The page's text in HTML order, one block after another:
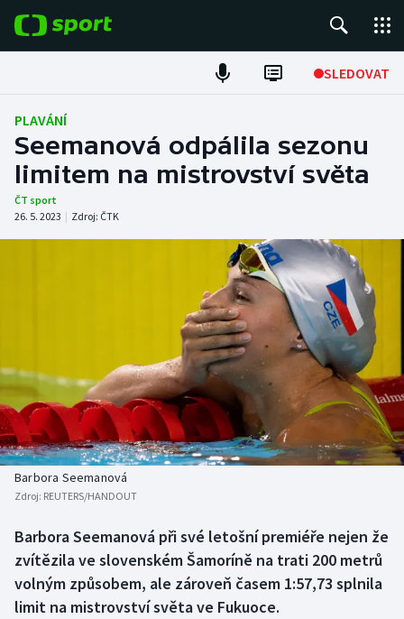
SLEDOVAT
Fotbal
Hokej
Tenis
Atletika
Americký fotbal
Baseball a softbal
Basketbal
Biatlon
Boby a skeleton
Box
NEPŘEHLÉDNĚTE
Soutěže
Historické návraty
Aplikace ČT sport
AZ kvíz
PLAVÁNÍ
Seemanová odpálila sezonu
limitem na mistrovství světa
ČT sport
26. 5. 2023 | Zdroj: ČTK
Barbora Seemanová
Zdroj: REUTERS/HANDOUT
Barbora Seemanová při své letošní premiéře nejen že
zvítězila ve slovenském Šamoríně na trati 200 metrů
volným způsobem, ale zároveň časem 1:57,73 splnila
limit na mistrovství světa ve Fukuoce.